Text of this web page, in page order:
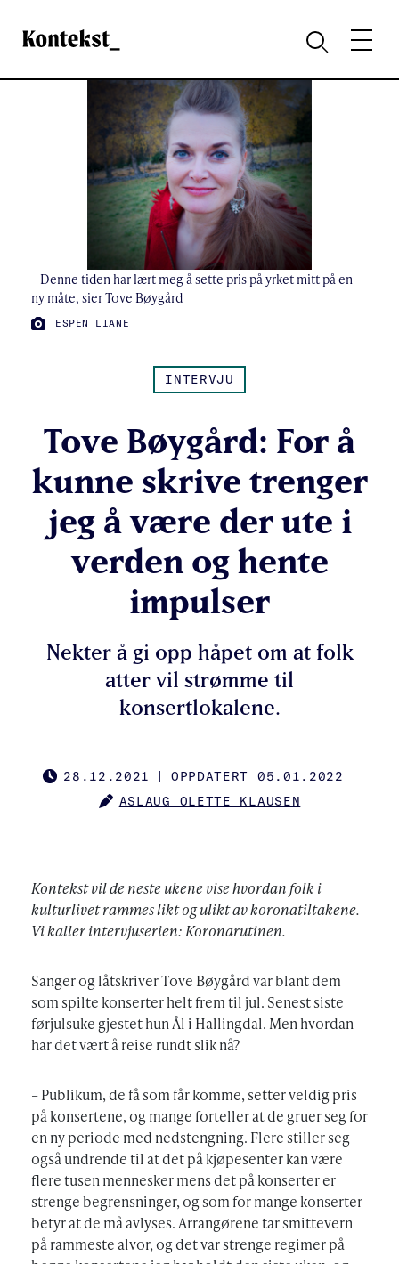
Kontekst
SØKMENY
– Denne tiden har lært meg å sette pris på yrket mitt på en
ny måte, sier Tove Bøygård
FOTO:
ESPEN LIANE
INTERVJU
Tove Bøygård: For å
kunne skrive trenger
jeg å være der ute i
verden og hente
impulser
Nekter å gi opp håpet om at folk
atter vil strømme til
konsertlokalene.
PUBLISHED
28.12.2021 | OPPDATERT 05.01.2022
AUTHOR
ASLAUG OLETTE KLAUSEN
Kontekst vil de neste ukene vise hvordan folk i
kulturlivet rammes likt og ulikt av koronatiltakene.
Vi kaller intervjuserien: Koronarutinen.
Sanger og låtskriver Tove Bøygård var blant dem
som spilte konserter helt frem til jul. Senest siste
førjulsuke gjestet hun Ål i Hallingdal. Men hvordan
har det vært å reise rundt slik nå?
– Publikum, de få som får komme, setter veldig pris
på konsertene, og mange forteller at de gruer seg for
en ny periode med nedstengning. Flere stiller seg
også undrende til at det på kjøpesenter kan være
flere tusen mennesker mens det på konserter er
strenge begrensninger, og som for mange konserter
betyr at de må avlyses. Arrangørene tar smittevern
på rammeste alvor, og det var strenge regimer på